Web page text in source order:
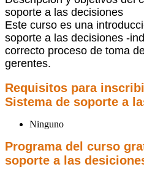
soporte a las decisiones
Este curso es una
soporte a las decisiones -
correcto proceso de toma
gerentes.
Requisitos para
Sistema de soporte a
Ninguno
Programa del curso
soporte a las